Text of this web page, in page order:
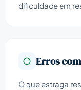
dificuldade em
Erros
O que estraga